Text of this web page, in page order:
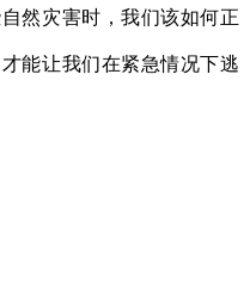
然灾害时，我们该如何正
能让我们在紧急情况下逃